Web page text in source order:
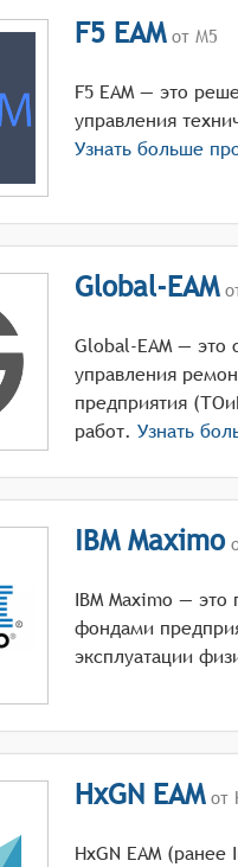
F5 EAMот М5
F5 EAM — это
управления
Узнать больше
Global-EAM
Global-EAM — это
управления
предприятия
работ. Узнать
IBM Maximo
IBM Maximo —
фондами
эксплуатации
HxGN EAMот
HxGN EAM